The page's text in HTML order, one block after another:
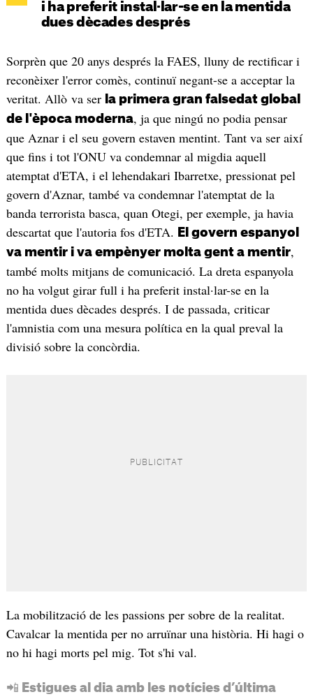
i ha preferit instal·lar-se en la mentida
dues dècades després
Sorprèn que 20 anys després la FAES, lluny de rectificar i
reconèixer l'error comès, continuï negant-se a acceptar la
veritat. Allò va ser la primera gran falsedat global
de l'època moderna, ja que ningú no podia pensar
que Aznar i el seu govern estaven mentint. Tant va ser així
que fins i tot l'ONU va condemnar al migdia aquell
atemptat d'ETA, i el lehendakari Ibarretxe, pressionat pel
govern d'Aznar, també va condemnar l'atemptat de la
banda terrorista basca, quan Otegi, per exemple, ja havia
descartat que l'autoria fos d'ETA.
El govern espanyol
va mentir i va empènyer molta gent a mentir,
també molts mitjans de comunicació. La dreta espanyola
no ha volgut girar full i ha preferit instal·lar-se en la
mentida dues dècades després. I de passada, criticar
l'amnistia com una mesura política en la qual preval la
divisió sobre la concòrdia.
La mobilització de les passions per sobre de la realitat.
Cavalcar la mentida per no arruïnar una història. Hi hagi o
no hi hagi morts pel mig. Tot s'hi val.
📲 Estigues al dia amb les notícies d’última